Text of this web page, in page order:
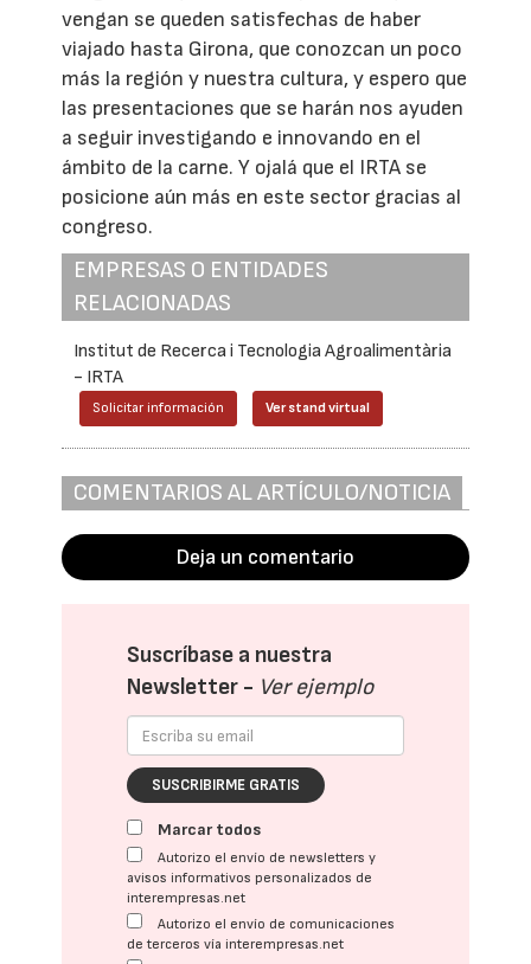
vengan se queden satisfechas de haber
viajado hasta Girona, que conozcan un poco
más la región y nuestra cultura, y espero que
las presentaciones que se harán nos ayuden
a seguir investigando e innovando en el
ámbito de la carne. Y ojalá que el IRTA se
posicione aún más en este sector gracias al
congreso.
EMPRESAS O ENTIDADES
RELACIONADAS
Institut de Recerca i Tecnologia Agroalimentària
- IRTA
Solicitar información Ver stand virtual
COMENTARIOS AL ARTÍCULO/NOTICIA
Deja un comentario
Suscríbase a nuestra
Newsletter - Ver ejemplo
SUSCRIBIRME GRATIS
Marcar todos
Autorizo el envío de newsletters y
avisos informativos personalizados de
interempresas.net
Autorizo el envío de comunicaciones
de terceros vía interempresas.net